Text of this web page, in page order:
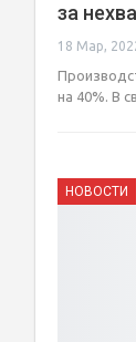
за
18 Мар,
на 40%. В
НОВОСТИ